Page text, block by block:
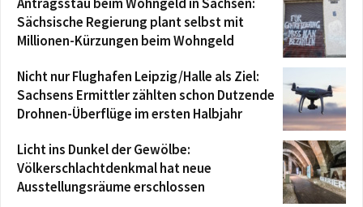
Sächsische Regierung plant selbst mit
Millionen-Kürzungen beim Wohngeld
Nicht nur Flughafen Leipzig/Halle als Ziel:
Sachsens Ermittler zählten schon Dutzende
Drohnen-Überflüge im ersten Halbjahr
Licht ins Dunkel der Gewölbe:
Völkerschlachtdenkmal hat neue
Ausstellungsräume erschlossen